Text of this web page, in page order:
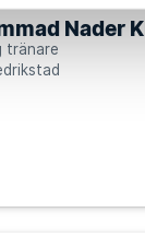
Nader
tränare